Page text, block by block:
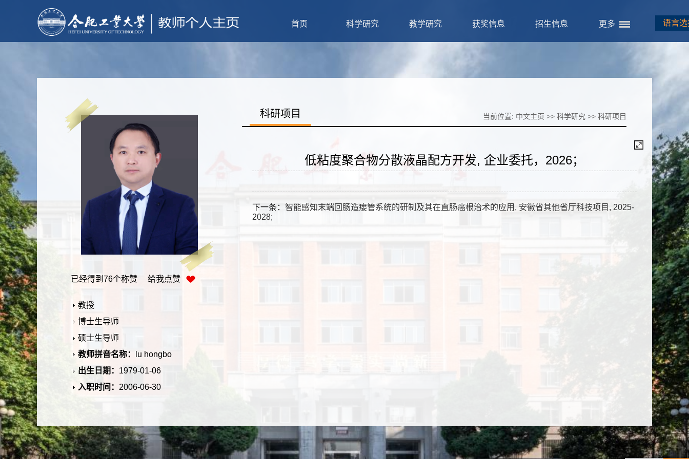
语言选
首页 科学研究 教学研究 获奖信息 招生信息 更多
已经得到 76个称赞 给我点赞
教授
博士生导师
硕士生导师
教师拼音名称：
lu hongbo
出生日期： 1979-01-06
入职时间： 2006-06-30
性别：男
学位：博士学位
科研项目 当前位置: 中文主页 >> 科学研究 >> 科研项目
低粘度聚合物分散液晶配方开发, 企业委托，2026；
下一条： 智能感知末端回肠造瘘管系统的研制及其在直肠癌根治术的应用, 安徽省其他省厅科技项目, 2025-
2028;